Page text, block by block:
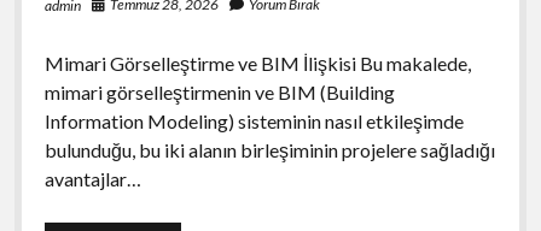
admin Temmuz 28, 2026 Yorum Bırak
Mimari Görselleştirme ve BIM İlişkisi Bu makalede,
mimari görselleştirmenin ve BIM (Building
Information Modeling) sisteminin nasıl etkileşimde
bulunduğu, bu iki alanın birleşiminin projelere sağladığı
avantajlar…